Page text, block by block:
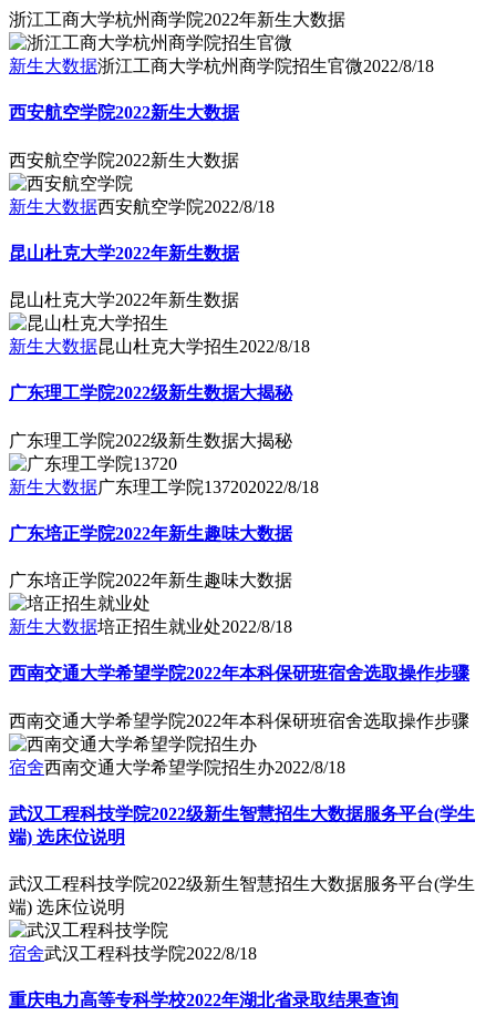
浙江工商大学杭州商学院2022年新生大数据
新生大数据浙江工商大学杭州商学院招生官微2022/8/18
西安航空学院2022新生大数据
西安航空学院2022新生大数据
新生大数据西安航空学院2022/8/18
昆山杜克大学2022年新生数据
昆山杜克大学2022年新生数据
新生大数据昆山杜克大学招生2022/8/18
广东理工学院2022级新生数据大揭秘
广东理工学院2022级新生数据大揭秘
新生大数据广东理工学院137202022/8/18
广东培正学院2022年新生趣味大数据
广东培正学院2022年新生趣味大数据
新生大数据培正招生就业处2022/8/18
西南交通大学希望学院2022年本科保研班宿舍选取操作步骤
西南交通大学希望学院2022年本科保研班宿舍选取操作步骤
宿舍西南交通大学希望学院招生办2022/8/18
武汉工程科技学院2022级新生智慧招生大数据服务平台(学生
端) 选床位说明
武汉工程科技学院2022级新生智慧招生大数据服务平台(学生
端) 选床位说明
宿舍武汉工程科技学院2022/8/18
重庆电力高等专科学校2022年湖北省录取结果查询